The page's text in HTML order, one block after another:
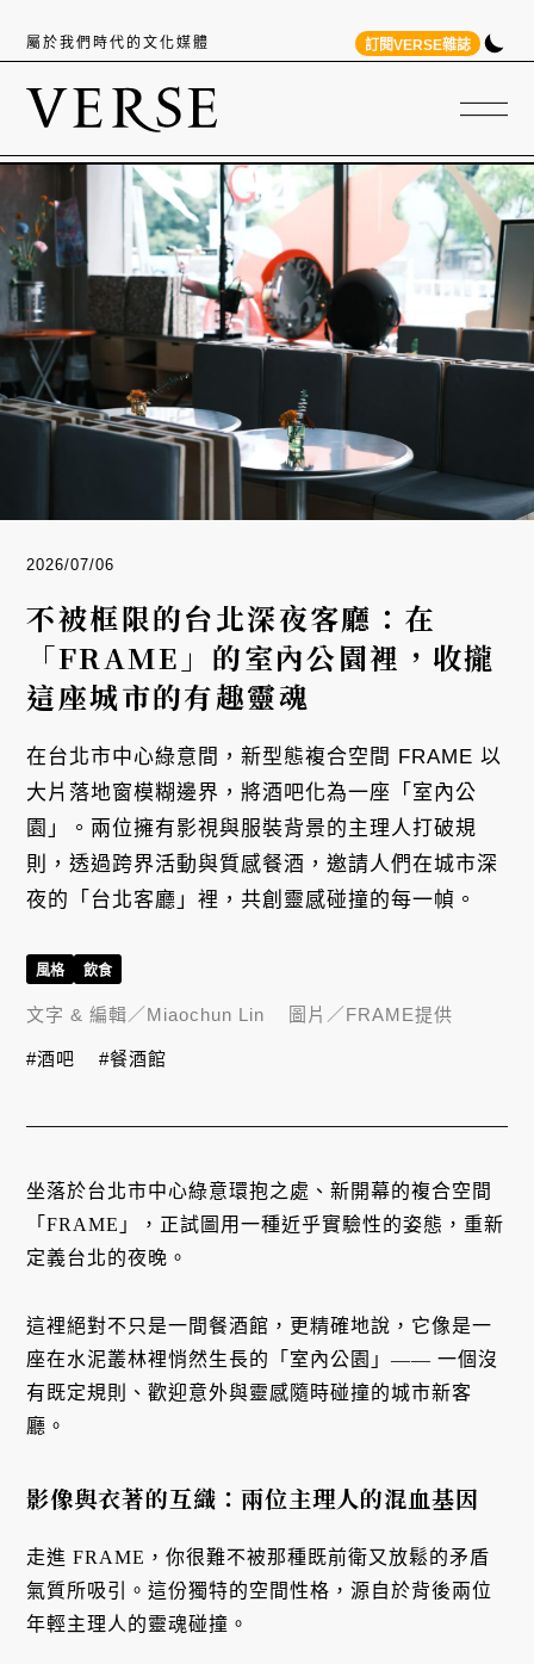
屬於我們時代的文化媒體 訂閱VERSE雜誌
2026/07/06
不被框限的台北深夜客廳：在
「FRAME」的室內公園裡，收攏
這座城市的有趣靈魂
在台北市中心綠意間，新型態複合空間 FRAME 以
大片落地窗模糊邊界，將酒吧化為一座「室內公
園」。兩位擁有影視與服裝背景的主理人打破規
則，透過跨界活動與質感餐酒，邀請人們在城市深
夜的「台北客廳」裡，共創靈感碰撞的每一幀。
坐落於台北市中心綠意環抱之處、新開幕的複合空間
「FRAME」，正試圖用一種近乎實驗性的姿態，重新
定義台北的夜晚。
這裡絕對不只是一間餐酒館，更精確地說，它像是一
座在水泥叢林裡悄然生長的「室內公園」—— 一個沒
有既定規則、歡迎意外與靈感隨時碰撞的城市新客
廳。
影像與衣著的互織：兩位主理人的混血基因
走進 FRAME，你很難不被那種既前衛又放鬆的矛盾
氣質所吸引。這份獨特的空間性格，源自於背後兩位
年輕主理人的靈魂碰撞。
風格 飲食
文字 & 編輯／Miaochun Lin 圖片／FRAME提供
#酒吧 #餐酒館